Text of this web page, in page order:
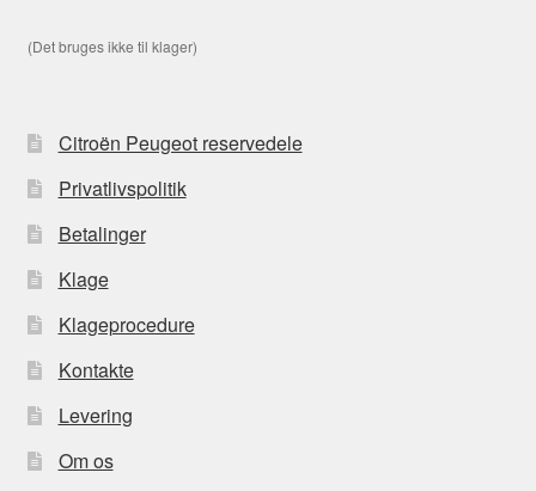
(Det bruges ikke til klager)
Citroën Peugeot reservedele
Privatlivspolitik
Betalinger
Klage
Klageprocedure
Kontakte
Levering
Om os